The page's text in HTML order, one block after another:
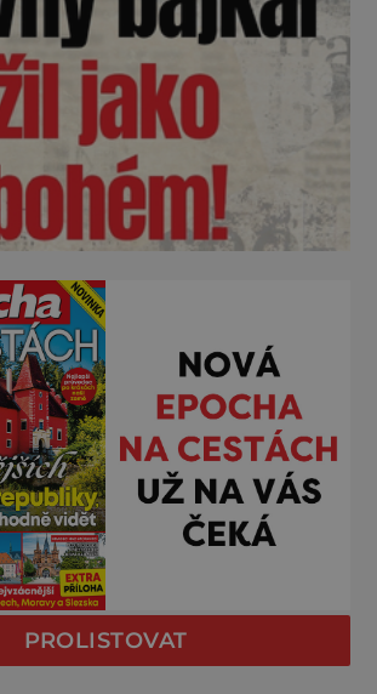
PROLISTOVAT